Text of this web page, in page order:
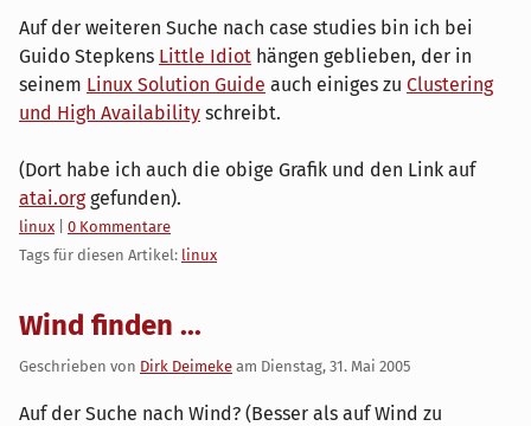
Auf der weiteren Suche nach case studies bin ich bei
Guido Stepkens Little Idiot hängen geblieben, der in
seinem Linux Solution Guide auch einiges zu Clustering
und High Availability schreibt.
(Dort habe ich auch die obige Grafik und den Link auf
atai.orggefunden).
Kategorien:
linux
0 Kommentare
Tags für diesen Artikel: linux
Wind finden ...
Geschrieben von Dirk Deimeke am Dienstag, 31. Mai 2005
Auf der Suche nach Wind? (Besser als auf Wind zu